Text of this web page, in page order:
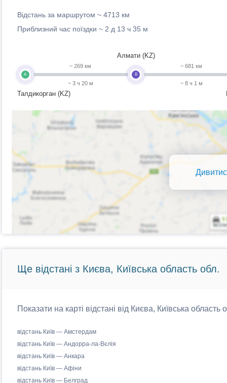
Відстань за маршрутом ~ 4713 км
Приблизний час поїздки ~ 2 д 13 ч 35 м
A
Талдикорган (KZ)
~ 269 км
~ 3 ч 20 м
B
Алмати (KZ)
~ 681 км
~ 8 ч 1 м
Ще відстані з Києва, Київська область обл.
Показати на карті відстані від Києва, Київська
відстань Київ — Амстердам
відстань Київ — Андорра-ла-Вєлія
відстань Київ — Анкара
відстань Київ — Афіни
відстань Київ — Белград